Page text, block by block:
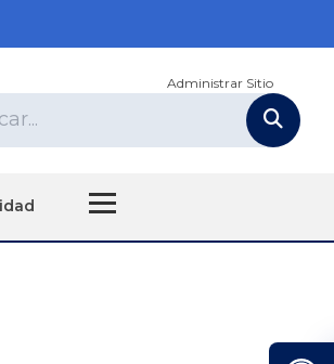
Administrar Sitio